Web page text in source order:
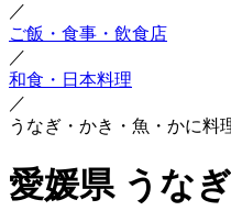
／
ご飯・食事・飲食店
／
和食・日本料理
／
うなぎ・かき・魚・かに料
愛媛県 うな